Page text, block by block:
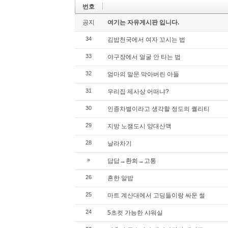
번호
공지 여기는 자유게시판 입니다.
34 김밥천국에서 여자 꼬시는 법
33 야구장에서 얼굴 안 타는 법
32 엄마의 말문 막아버린 아들
31 우리집 제사상 어떠냐?
30 인종차별이라고 생각할 정도의 퀄리티
29 지방 노잼도시 양대산맥
28 날라차기
» 답답→환희→고통
26 흔한 알밥
25 마트 계산대에서 고딩들이랑 싸운 썰
24 5초컷 가능한 샤워실